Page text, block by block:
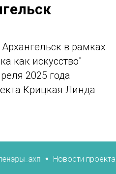
в рамках
как искусство"
2025 года
Крицкая Линда
проекта читайте в